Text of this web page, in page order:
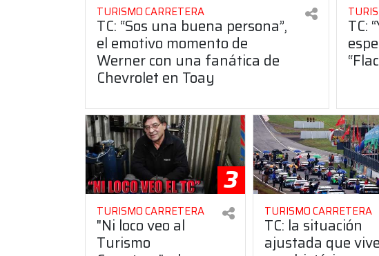
TURISMO CARRETERA
TC: “Sos una buena persona”,
el emotivo momento de
Werner con una fanática de
Chevrolet en Toay
TC:
3
TURISMO CARRETERA
"Ni loco veo al
Turismo
TURISMO CARRETERA
TC: la situación
ajustada que vive